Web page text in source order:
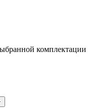
комплектации